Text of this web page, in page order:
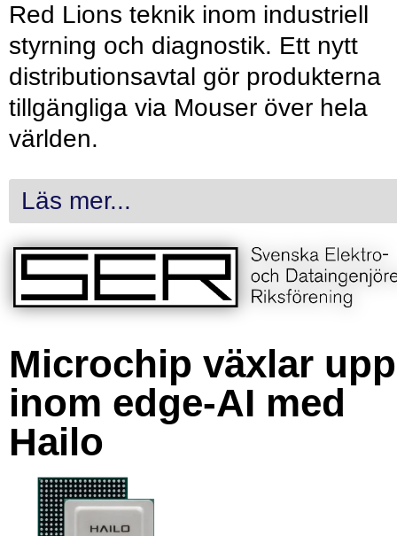
Red Lions teknik inom industriell
styrning och diagnostik. Ett nytt
distributionsavtal gör produkterna
tillgängliga via Mouser över hela
världen.
Läs mer...
Microchip växlar upp
inom edge-AI med
Hailo